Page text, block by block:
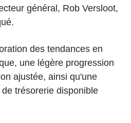
général, Rob Versloot,
des tendances en
une légère progression
ajustée, ainsi qu'une
trésorerie disponible